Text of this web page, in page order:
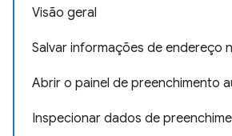
Visão geral
Salvar informações de endereço
Abrir o painel de preenchimento
Inspecionar dados de